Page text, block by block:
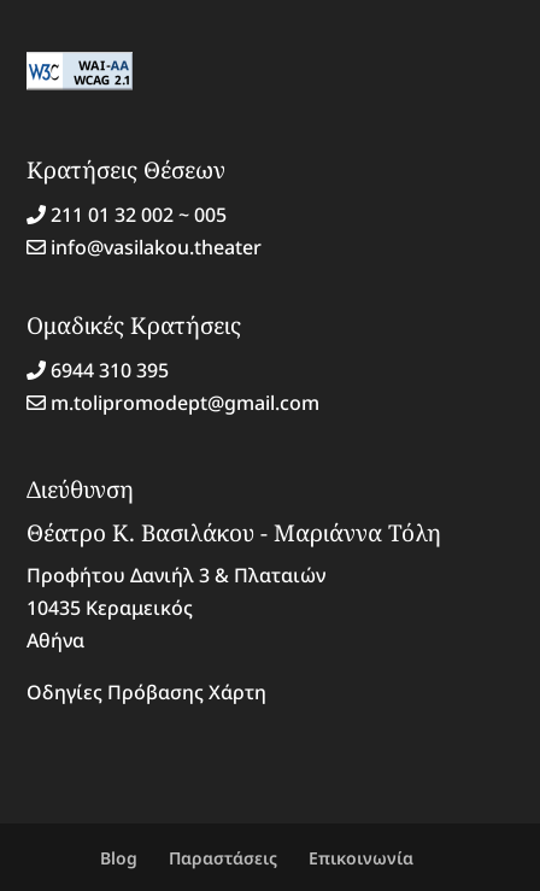
Κρατήσεις Θέσεων
211 01 32 002 ~ 005
info@vasilakou.theater
Ομαδικές Κρατήσεις
6944 310 395
m.tolipromodept@gmail.com
Διεύθυνση
Θέατρο Κ. Βασιλάκου - Μαριάννα Τόλη
Προφήτου Δανιήλ 3 & Πλαταιών
10435 Κεραμεικός
Αθήνα
Οδηγίες Πρόβασης Χάρτη
Blog Παραστάσεις Επικοινωνία